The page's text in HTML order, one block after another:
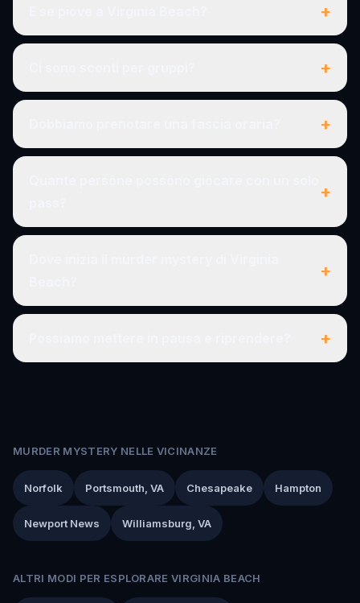
+
+
+
+
+
+
MURDER MYSTERY NELLE VICINANZE
Norfolk Portsmouth, VA Chesapeake Hampton
Newport News Williamsburg, VA
ALTRI MODI PER ESPLORARE VIRGINIA BEACH